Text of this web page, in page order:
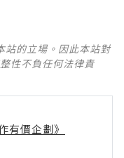
站的立場。因此本站對
性不負任何法律責
有價企劃》